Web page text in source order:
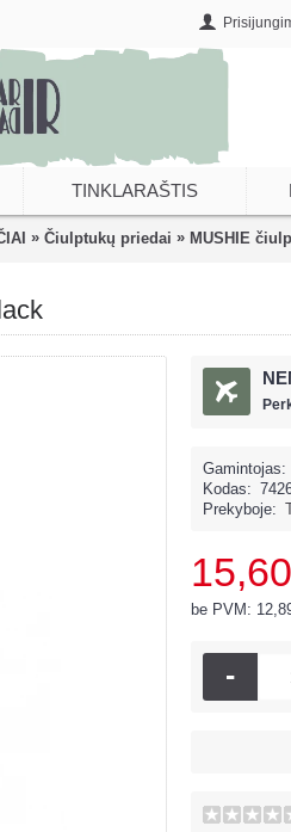
TINKLARAŠTIS
» Čiulptukų priedai » MUSHIE
Gamintojas:
Kodas:
Prekyboje:
be PVM:
-